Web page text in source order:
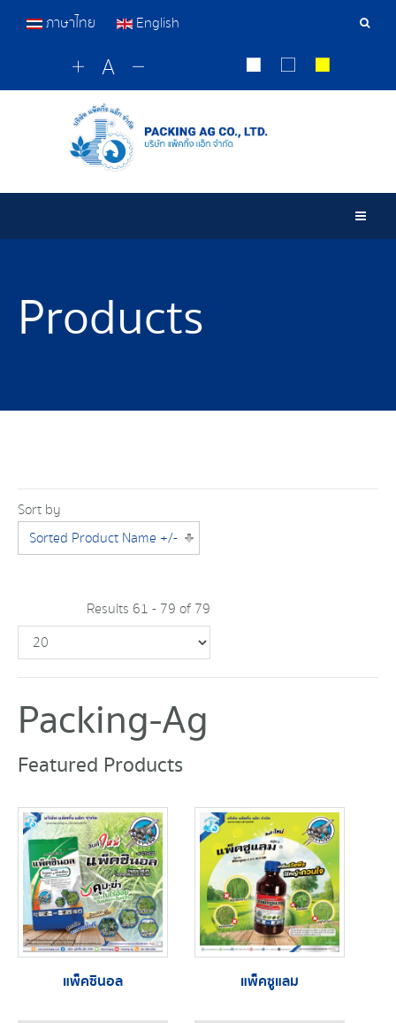
ภาษาไทย English
Products
Sort by
Sorted Product Name +/-
Results 61 - 79 of 79
Packing-Ag
Featured Products
แพ็คซินอล แพ็คซูแลม